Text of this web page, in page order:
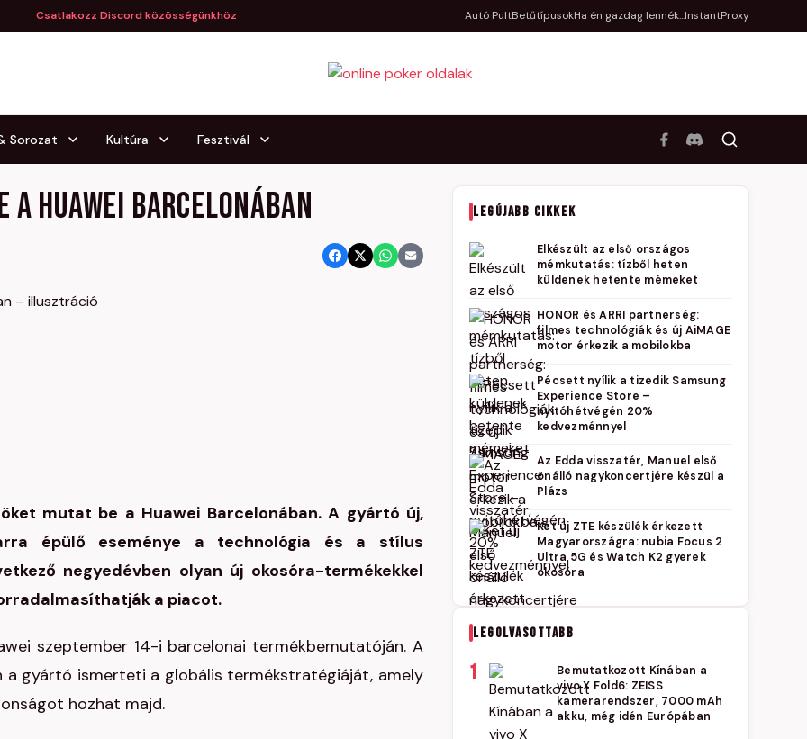
Csatlakozz Discord közösségünkhöz Autó PultBetűtípusokHa én gazdag lennék...InstantProxy
Sorozat Kultúra Fesztivál
Huawei Barcelonában
mutat be a Huawei Barcelonában. A gyártó új,
épülő eseménye a technológia és a stílus
negyedévben olyan új okosóra-termékekkel
a piacot.
szeptember 14-i barcelonai termékbemutatóján. A
gyártó ismerteti a globális termékstratégiáját, amely
hozhat majd.
LEGÚJABB CIKKEK
Elkészült az első országos
mémkutatás: tízből heten
küldenek hetente mémeket
HONOR és ARRI partnerség:
filmes technológiák és új AiMAGE
motor érkezik a mobilokba
Pécsett nyílik a tizedik Samsung
Experience Store –
nyitóhétvégén 20%
kedvezménnyel
Az Edda visszatér, Manuel első
önálló nagykoncertjére készül a
Plázs
Két új ZTE készülék érkezett
Magyarországra: nubia Focus 2
Ultra 5G és Watch K2 gyerek
okosóra
LEGOLVASOTTABB
1
Bemutatkozott Kínában a
vivo X Fold6: ZEISS
kamerarendszer, 7000 mAh
akku, még idén Európában